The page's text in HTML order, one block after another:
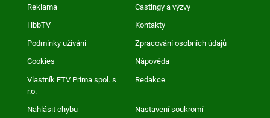
Reklama Castingy a výzvy
HbbTV Kontakty
Podmínky užívání Zpracování osobních údajů
Cookies Nápověda
Vlastník FTV Prima spol. s
r.o.
Redakce
Nahlásit chybu Nastavení soukromí